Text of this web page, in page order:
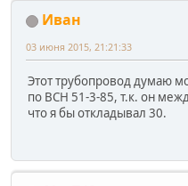
Иван
03 июня 2015, 21:21:33
Этот трубопровод думаю
по ВСН 51-3-85, т.к. он
что я бы откладывал 30.